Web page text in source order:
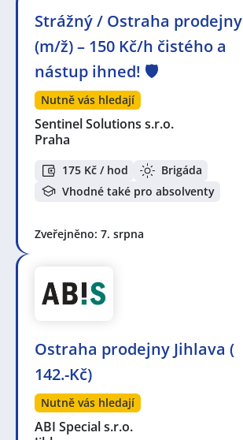
Strážný / Ostraha prodejny
(m/ž) – 150 Kč/h čistého a
nástup ihned! 🛡️
Nutně vás hledají
Sentinel Solutions s.r.o.
Praha
175 Kč / hod
Brigáda
Vhodné také pro absolventy
Zveřejněno: 7. srpna
Ostraha prodejny Jihlava (
142.-Kč)
Nutně vás hledají
ABI Special s.r.o.